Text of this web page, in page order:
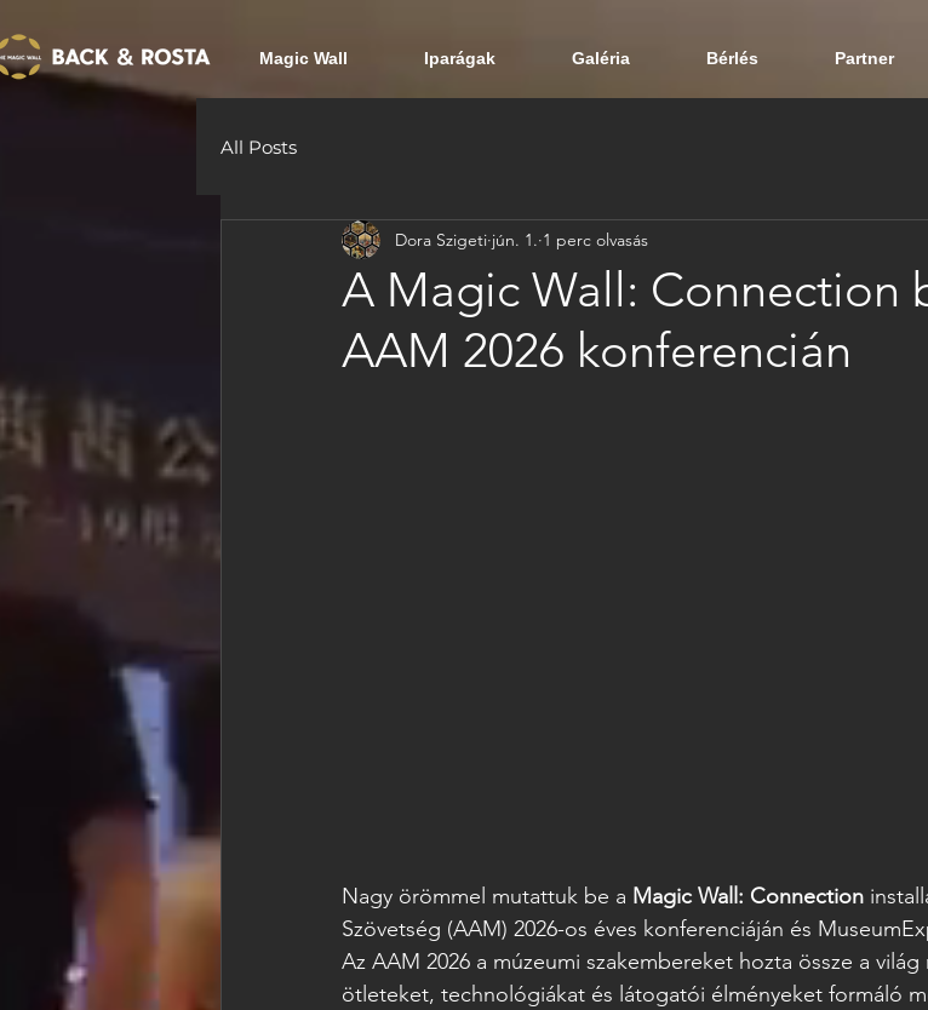
Magic Wall Iparágak Galéria Bérlés Partner
All Posts
A Magic Wall: Connection
AAM 2026 konferencián
Dora Szigeti jún. 1. 1 perc olvasás
Nagy örömmel mutattuk be a Magic Wall: Connection
Szövetség (AAM) 2026-os éves konferenciáján és
Az AAM 2026 a múzeumi szakembereket hozta össze a
ötleteket, technológiákat és látogatói élményeket formáló